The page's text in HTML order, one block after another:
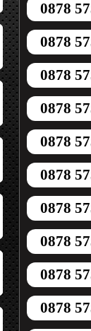
0878
0878
0878
0878
0878
0878
0878
0878
0878
0878